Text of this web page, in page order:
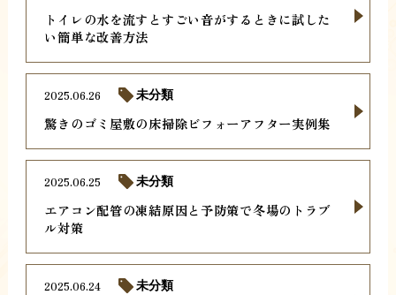
トイレの水を流すとすごい音がするときに試した
い簡単な改善方法
驚きのゴミ屋敷の床掃除ビフォーアフター実例集
2025.06.26 未分類
エアコン配管の凍結原因と予防策で冬場のトラブ
ル対策
2025.06.25 未分類
2025.06.24 未分類